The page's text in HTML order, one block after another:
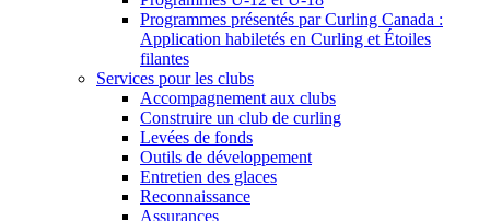
Programmes présentés par Curling Canada :
Application habiletés en Curling et Étoiles
filantes
Services pour les clubs
Accompagnement aux clubs
Construire un club de curling
Levées de fonds
Outils de développement
Entretien des glaces
Reconnaissance
Assurances